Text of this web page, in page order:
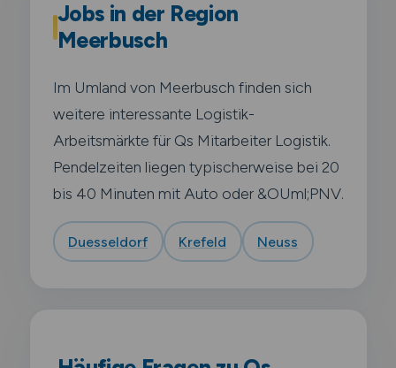
Jobs in der Region
Meerbusch
Im Umland von Meerbusch finden sich
weitere interessante Logistik-
Arbeitsmärkte für Qs Mitarbeiter Logistik.
Pendelzeiten liegen typischerweise bei 20
bis 40 Minuten mit Auto oder &OUml;PNV.
Duesseldorf Krefeld Neuss